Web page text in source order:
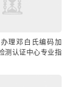
理邓白氏编码加
测认证中心专业指